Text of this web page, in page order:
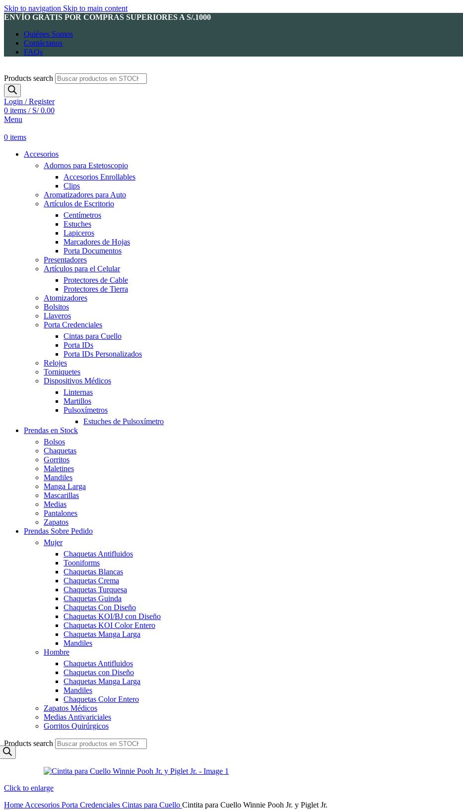
Skip to navigation Skip to main content
ENVÍO GRATIS POR COMPRAS SUPERIORES A S/.1000
Quiénes Somos
Contáctanos
FAQs
Products search
Login / Register
0 items / S/0.00
Menu
0 items
Accesorios
Adornos para Estetoscopio
Accesorios Enrollables
Clips
Aromatizadores para Auto
Artículos de Escritorio
Centímetros
Estuches
Lapiceros
Marcadores de Hojas
Porta Documentos
Presentadores
Artículos para el Celular
Protectores de Cable
Protectores de Tierra
Atomizadores
Bolsitos
Llaveros
Porta Credenciales
Cintas para Cuello
Porta IDs
Porta IDs Personalizados
Relojes
Torniquetes
Dispositivos Médicos
Linternas
Martillos
Pulsoxímetros
Estuches de Pulsoxímetro
Prendas en Stock
Bolsos
Chaquetas
Gorritos
Maletines
Mandiles
Manga Larga
Mascarillas
Medias
Pantalones
Zapatos
Prendas Sobre Pedido
Mujer
Chaquetas Antifluidos
Tooniforms
Chaquetas Blancas
Chaquetas Crema
Chaquetas Turquesa
Chaquetas Guinda
Chaquetas Con Diseño
Chaquetas KOI/BJ con Diseño
Chaquetas KOI Color Entero
Chaquetas Manga Larga
Mandiles
Hombre
Chaquetas Antifluidos
Chaquetas con Diseño
Chaquetas Manga Larga
Mandiles
Chaquetas Color Entero
Zapatos Médicos
Medias Antivariciales
Gorritos Quirúrgicos
Products search
Click to enlarge
Home Accesorios Porta Credenciales Cintas para Cuello Cintita para Cuello Winnie Pooh Jr. y Piglet Jr.